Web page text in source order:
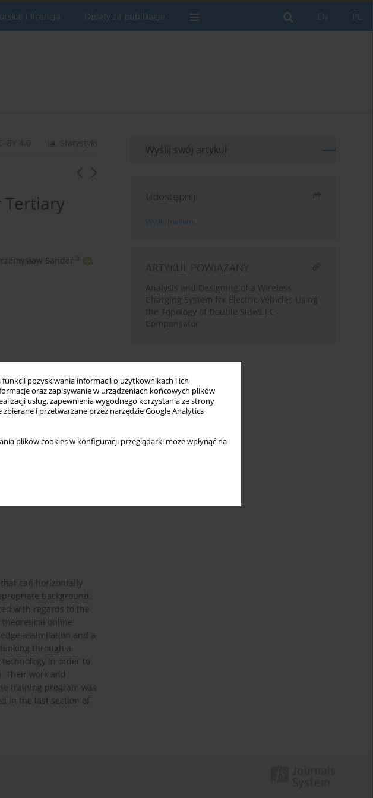
pozyskiwania informacji o użytkownikach i ich
oraz zapisywanie w urządzeniach końcowych plików
usług, zapewnienia wygodnego korzystania ze strony
zbierane i przetwarzane przez narzędzie Google Analytics
plików cookies w konfiguracji przeglądarki może wpłynąć na
PL
EN
i licencja Opłaty za publikacje
Statystyki
BY 4.0
Sander 3
,
can horizontally
background.
with regards to the
online
assimilation and a
through a
in order to
Their work and
training program was
in the last section of
Wyślij swój artykuł
Udostępnij
Wyślij mailem
ARTYKUŁ POWIĄZANY
Analysis and Designing of a Wireless
Charging System for Electric Vehicles Using
the Topology of Double Sided llC
Compensator